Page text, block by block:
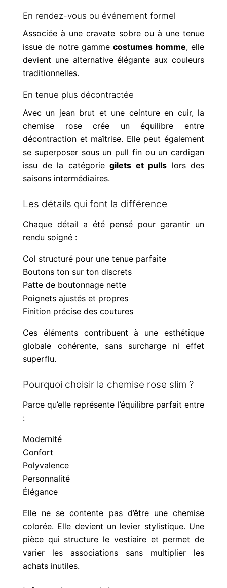
En rendez-vous ou événement formel
Associée à une cravate sobre ou à une tenue
issue de notre gammecostumes homme, elle
devient une alternative élégante aux couleurs
traditionnelles.
En tenue plus décontractée
Avec un jean brut et une ceinture en cuir, la
chemise rose crée un équilibre entre
décontraction et maîtrise. Elle peut également
se superposer sous un pull fin ou un cardigan
issu de la catégorie gilets et pulls lors des
saisons intermédiaires.
Les détails qui font la différence
Chaque détail a été pensé pour garantir un
rendu soigné :
Col structuré pour une tenue parfaite
Boutons ton sur ton discrets
Patte de boutonnage nette
Poignets ajustés et propres
Finition précise des coutures
Ces éléments contribuent à une esthétique
globale cohérente, sans surcharge ni effet
superflu.
Pourquoi choisir la chemise rose slim ?
Parce qu’elle représente l’équilibre parfait entre
:
Modernité
Confort
Polyvalence
Personnalité
Élégance
Elle ne se contente pas d’être une chemise
colorée. Elle devient un levier stylistique. Une
pièce qui structure le vestiaire et permet de
varier les associations sans multiplier les
achats inutiles.